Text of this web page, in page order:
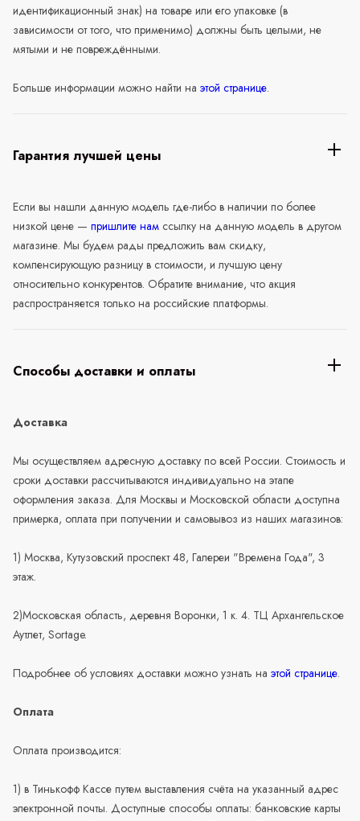
идентификационный знак) на товаре или его упаковке (в
зависимости от того, что применимо) должны быть целыми, не
мятыми и не повреждёнными.
Больше информации можно найти на этой странице.
Гарантия лучшей цены
Если вы нашли данную модель где-либо в наличии по более
низкой цене — пришлите нам ссылку на данную модель в другом
магазине. Мы будем рады предложить вам скидку,
компенсирующую разницу в стоимости, и лучшую цену
относительно конкурентов. Обратите внимание, что акция
распространяется только на российские платформы.
Способы доставки и оплаты
Доставка
Мы осуществляем адресную доставку по всей России. Стоимость и
сроки доставки рассчитываются индивидуально на этапе
оформления заказа. Для Москвы и Московской области доступна
примерка, оплата при получении и самовывоз из наших магазинов:
1) Москва, Кутузовский проспект 48, Галереи "Времена Года", 3
этаж.
2)Московская область, деревня Воронки, 1 к. 4. ТЦ Архангельское
Аутлет, Sortage.
Подробнее об условиях доставки можно узнать на этой странице.
Оплата
Оплата производится:
1) в Тинькофф Кассе путем выставления счёта на указанный адрес
электронной почты. Доступные способы оплаты: банковские карты